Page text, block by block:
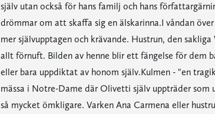
själv utan också för hans familj och hans
drömmar om att skaffa sig en älskarinna.I våndan
mer självupptagen och krävande. Hustrun, den
allt förnuft. Bilden av henne blir ett fängelse för dem
eller bara uppdiktat av honom själv.Kulmen - "en
mässa i Notre-Dame där Olivetti själv uppträder som
så mycket ömkligare. Varken Ana Carmena eller